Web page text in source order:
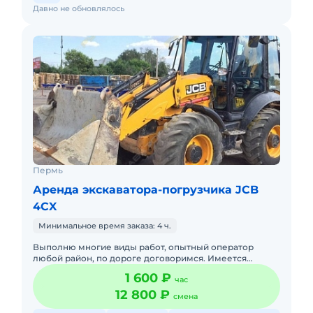
Давно не обновлялось
Пермь
Аренда экскаватора-погрузчика JCB
4CX
Минимальное время заказа: 4 ч.
Выполню многие виды работ, опытный оператор
любой район, по дороге договоримся. Имеется
гидроклин, ямобур 250, 300, 350 мм. Ковш 45,60 см.
максимальная глубина1 600 ₽ час
12 800 ₽ смена